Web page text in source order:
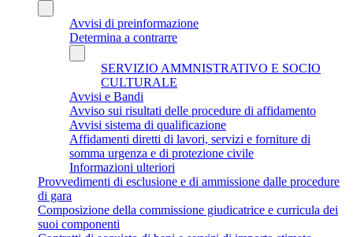
Avvisi di preinformazione
Determina a contrarre
SERVIZIO AMMNISTRATIVO E SOCIO
CULTURALE
Avvisi e Bandi
Avviso sui risultati delle procedure di affidamento
Avvisi sistema di qualificazione
Affidamenti diretti di lavori, servizi e forniture di
somma urgenza e di protezione civile
Informazioni ulteriori
Provvedimenti di esclusione e di ammissione dalle procedure
di gara
Composizione della commissione giudicatrice e curricula dei
suoi componenti